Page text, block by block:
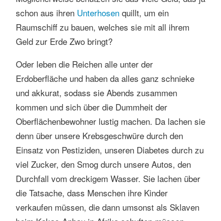
schon aus ihren Unterhosenquillt, um ein
Raumschiff zu bauen, welches sie mit all ihrem
Geld zur Erde Zwo bringt?
Oder leben die Reichen alle unter der
Erdoberfläche und haben da alles ganz schnieke
und akkurat, sodass sie Abends zusammen
kommen und sich über die Dummheit der
Oberflächenbewohner lustig machen. Da lachen sie
denn über unsere Krebsgeschwüre durch den
Einsatz von Pestiziden, unseren Diabetes durch zu
viel Zucker, den Smog durch unsere Autos, den
Durchfall vom dreckigem Wasser. Sie lachen über
die Tatsache, dass Menschen ihre Kinder
verkaufen müssen, die dann umsonst als Sklaven